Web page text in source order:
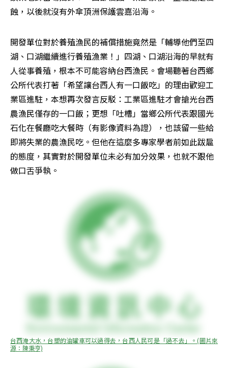
蝕，以後就沒有外傘頂洲保護雲嘉沿海。
開發單位對於養殖漁民的補償措施竟然是「輔導他們至四
湖、口湖繼續進行養殖漁業！」四湖、口湖沿海的早就有
人從事養殖，根本不可能容納台西漁民。會場聽著台西鄉
公所代表打著「希望讓台西人有一口飯吃」的理由歡迎工
業區進駐，本想再次發言反駁：工業區進駐才會搶光台西
農漁民僅存的一口飯；更想「吐槽」當鄉公所代表跟國光
石化在餐廳吃大餐時（有影像資料為證），也該留一些給
即將失業的農漁民吃。但他在這麼多專家學者前如此跋扈
的態度，其實對於開發單位未必有加分效果，也就不跟他
做口舌爭執。
台西淹大水，台塑的油罐車可以過得去，台西人民可是「過不去」。(圖片來
源：陳秉亨)